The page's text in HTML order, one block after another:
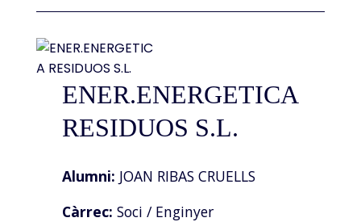
ENER.ENERGETICA
RESIDUOS S.L.
Alumni: JOAN RIBAS CRUELLS
Càrrec: Soci / Enginyer